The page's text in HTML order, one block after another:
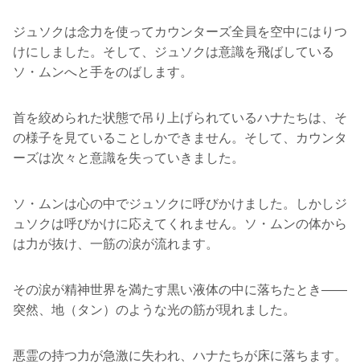
ジュソクは念力を使ってカウンターズ全員を空中にはりつ
けにしました。そして、ジュソクは意識を飛ばしている
ソ・ムンへと手をのばします。
首を絞められた状態で吊り上げられているハナたちは、そ
の様子を見ていることしかできません。そして、カウンタ
ーズは次々と意識を失っていきました。
ソ・ムンは心の中でジュソクに呼びかけました。しかしジ
ュソクは呼びかけに応えてくれません。ソ・ムンの体から
は力が抜け、一筋の涙が流れます。
その涙が精神世界を満たす黒い液体の中に落ちたとき――
突然、地（タン）のような光の筋が現れました。
悪霊の持つ力が急激に失われ、ハナたちが床に落ちます。